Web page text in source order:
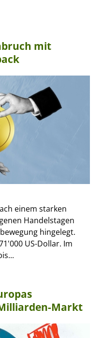
mit
einem starken
Handelstagen
hingelegt.
US-Dollar. Im
Markt